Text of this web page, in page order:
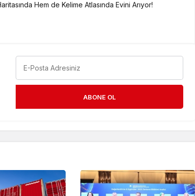
Hem de Kelime Atlasında Evini Arıyor!
ABONE OL